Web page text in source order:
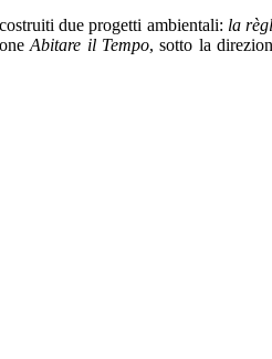
due progetti ambientali: la
Abitare il Tempo, sotto la